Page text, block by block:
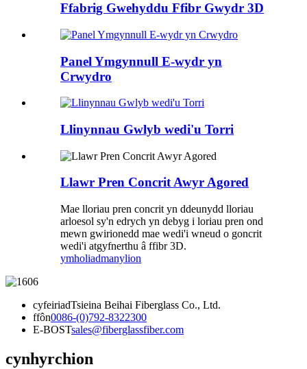
Ffabrig Gwehyddu Ffibr Gwydr 3D
Panel Ymgynnull E-wydr yn
Crwydro
Llinynnau Gwlyb wedi'u Torri
Llawr Pren Concrit Awyr Agored
Mae lloriau pren concrit yn ddeunydd lloriau
arloesol sy'n edrych yn debyg i loriau pren ond
mewn gwirionedd mae wedi'i wneud o goncrit
wedi'i atgyfnerthu â ffibr 3D.
ymholiadmanylion
cyfeiriadTsieina Beihai Fiberglass Co., Ltd.
ffôn0086-(0)792-8322300
E-BOSTsales@fiberglassfiber.com
cynhyrchion